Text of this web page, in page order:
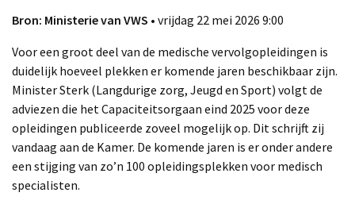
Bron: Ministerie van VWS • vrijdag 22 mei 2026 9:00
Voor een groot deel van de medische vervolgopleidingen is
duidelijk hoeveel plekken er komende jaren beschikbaar zijn.
Minister Sterk (Langdurige zorg, Jeugd en Sport) volgt de
adviezen die het Capaciteitsorgaan eind 2025 voor deze
opleidingen publiceerde zoveel mogelijk op. Dit schrijft zij
vandaag aan de Kamer. De komende jaren is er onder andere
een stijging van zo’n 100 opleidingsplekken voor medisch
specialisten.